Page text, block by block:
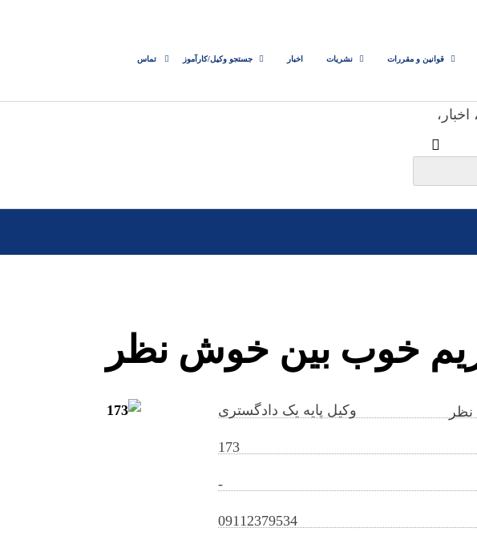
قوانین و مقررات نشریات اخبار جستجو وکیل/کارآموز تماس
خوب بین خوش نظر
وکیل پایه یک دادگستری
173
-
09112379534